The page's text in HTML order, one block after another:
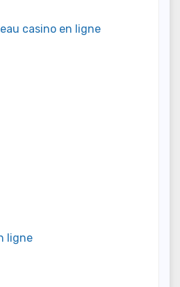
casino en ligne
ligne